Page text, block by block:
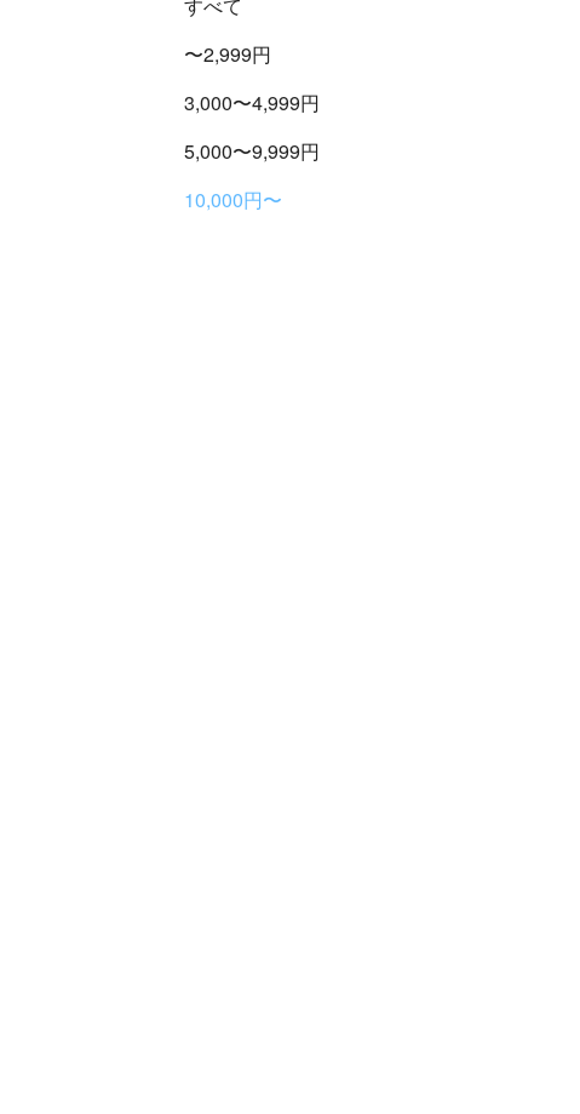
〜2,999円
3,000〜4,999円
5,000〜9,999円
10,000円〜